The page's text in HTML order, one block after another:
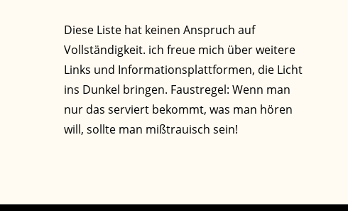
Diese Liste hat keinen Anspruch auf
Vollständigkeit. ich freue mich über weitere
Links und Informationsplattformen, die Licht
ins Dunkel bringen. Faustregel: Wenn man
nur das serviert bekommt, was man hören
will, sollte man mißtrauisch sein!